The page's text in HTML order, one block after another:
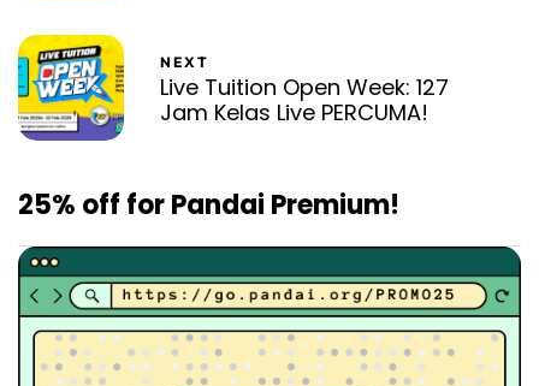
NEXT
Live Tuition Open Week: 127
Jam Kelas Live PERCUMA!
25% off for Pandai Premium!